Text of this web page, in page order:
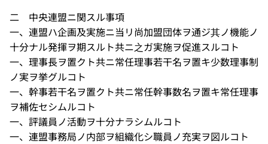
二 中央連盟ニ関スル事項
一、連盟ハ企画及実施ニ当リ尚加盟団体ヲ通ジ其ノ機能ノ
十分ナル発揮ヲ期スルト共ニ之ガ実施ヲ促進スルコト
一、理事長ヲ置クト共ニ常任理事若干名ヲ置キ少数理事制
ノ実ヲ挙グルコト
一、幹事若干名ヲ置クト共ニ常任幹事数名ヲ置キ常任理事
ヲ補佐セシムルコト
一、評議員ノ活動ヲ十分ナラシムルコト
一、連盟事務局ノ内部ヲ組織化シ職員ノ充実ヲ図ルコト